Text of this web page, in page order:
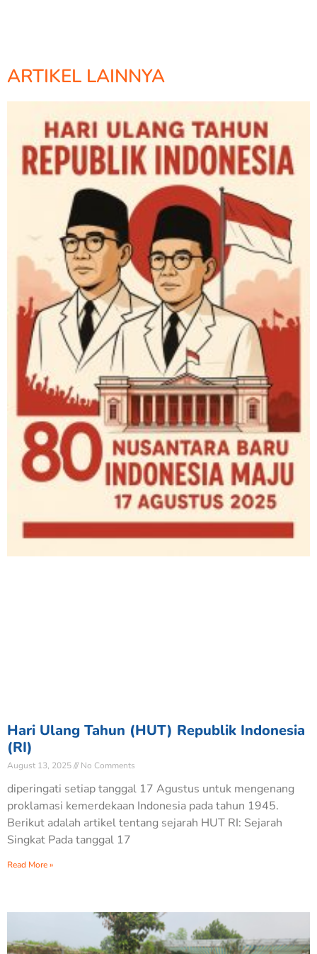
ARTIKEL LAINNYA
Hari Ulang Tahun (HUT) Republik Indonesia
(RI)
August 13, 2025 No Comments
diperingati setiap tanggal 17 Agustus untuk mengenang
proklamasi kemerdekaan Indonesia pada tahun 1945.
Berikut adalah artikel tentang sejarah HUT RI: Sejarah
Singkat Pada tanggal 17
Read More »